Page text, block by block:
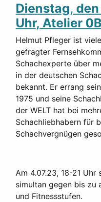
Dienstag,
Uhr, Atelier
Helmut Pfleger ist
gefragter
Schachexperte über
in der deutschen
bekannt. Er errang
1975 und seine
der WELT hat bei
Schachliebhabern für
Schachvergnügen
Am 4.07.23, 18-21
simultan gegen bis zu
und Fitnessstufen.